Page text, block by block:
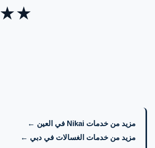
★★
مزيد من خدمات Nikai في العين ←
مزيد من خدمات الغسالات في دبي ←